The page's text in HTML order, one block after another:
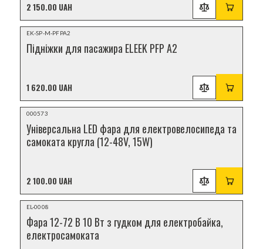
2 150.00 UAH
НОВИНКА
Відеоогляд
EK-SP-M-PFPA2
Підніжки для пасажира ELEEK PFP A2
1 620.00 UAH
НОВИНКА
Відеоогляд
000573
Універсальна LED фара для електровелосипеда та
самоката кругла (12-48V, 15W)
2 100.00 UAH
НОВИНКА
Відеоогляд
EL-0008
Фара 12-72 В 10 Вт з гудком для електробайка,
електросамоката